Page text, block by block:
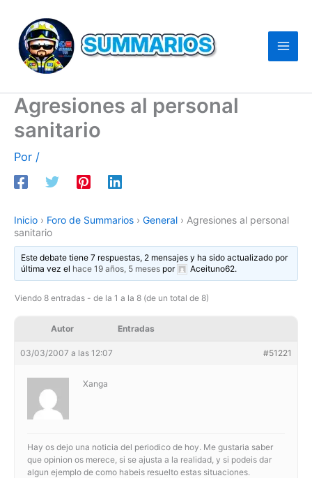
contenido
Agresiones al personal
sanitario
Por /
Inicio › Foro de Summarios › General › Agresiones al personal
sanitario
Este debate tiene 7 respuestas, 2 mensajes y ha sido actualizado por
última vez el hace 19 años, 5 meses por Aceituno62.
Viendo 8 entradas - de la 1 a la 8 (de un total de 8)
Autor Entradas
03/03/2007 a las 12:07 #51221
Xanga
Hay os dejo una noticia del periodico de hoy. Me gustaria saber
que opinion os merece, si se ajusta a la realidad, y si podeis dar
algun ejemplo de como habeis resuelto estas situaciones.